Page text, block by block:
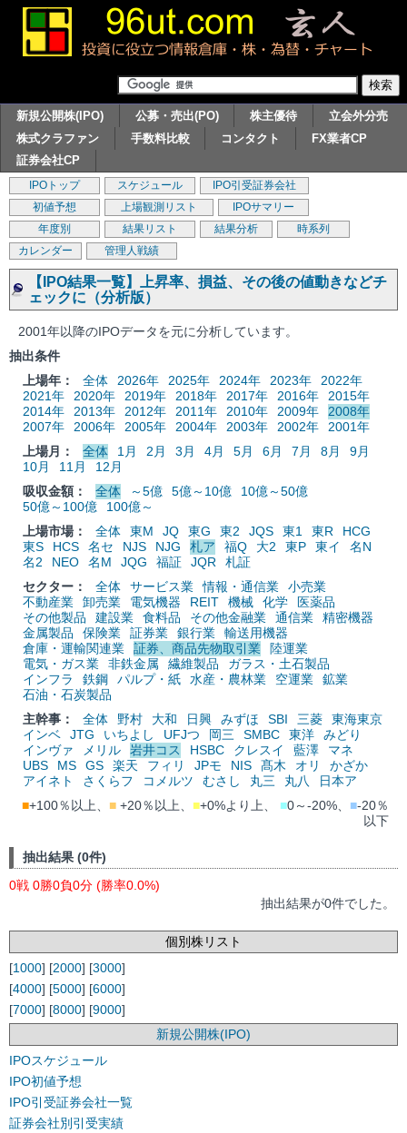
新規公開株(IPO) 公募・売出(PO) 株主優待
立会外分売
株式クラファン
手数料比較 コンタクト
FX業者CP
証券会社CP
IPOトップ スケジュール
IPO引受証券会社
初値予想
上場観測リスト
IPOサマリー
年度別
結果リスト 結果分析
時系列
カレンダー
管理人戦績
【IPO結果一覧】上昇率、損益、その後の値動きなどチ
ェックに（分析版）
2001年以降のIPOデータを元に分析しています。
抽出条件
上場年：
全体 2026年 2025年 2024年 2023年
2022年
2021年
2020年 2019年 2018年 2017年 2016年
2015年
2014年
2013年 2012年 2011年 2010年 2009年
2008年
2007年
2006年 2005年 2004年 2003年 2002年
2001年
上場月：
全体 1月 2月 3月 4月 5月 6月 7月 8月
9月
10月
11月
12月
吸収金額：
全体 ～5億 5億～10億
10億～50億
50億～100億
100億～
上場市場：
全体 東M JQ 東G 東2 JQS 東1 東R
HCG
東S
HCS 名セ NJS NJG 札ア 福Q 大2 東P 東イ
名N
名2
NEO 名M JQG 福証 JQR
札証
セクター：
全体 サービス業 情報・通信業
小売業
不動産業
卸売業 電気機器 REIT 機械 化学
医薬品
その他製品
建設業 食料品 その他金融業 通信業
精密機器
金属製品
保険業 証券業 銀行業
輸送用機器
倉庫・運輸関連業
証券、商品先物取引業
陸運業
電気・ガス業
非鉄金属 繊維製品
ガラス・土石製品
インフラ
鉄鋼 パルプ・紙 水産・農林業 空運業
鉱業
石油・石炭製品
主幹事：
全体 野村 大和 日興 みずほ SBI 三菱
東海東京
インベ
JTG いちよし UFJつ 岡三 SMBC 東洋
みどり
インヴァ
メリル 岩井コス HSBC クレスイ 藍澤
マネ
UBS
MS GS 楽天 フィリ JPモ NIS 髙木 オリ
かざか
アイネト
さくらフ コメルツ むさし 丸三 丸八
日本ア
■+100％以上、 ■ +20％以上、 ■+0%より上、 ■0～-20%、 ■-20％
以下
抽出結果 (0件)
0戦 0勝0負0分 (勝率0.0%)
抽出結果が0件でした。
個別株リスト
[1000] [2000] [3000]
[4000] [5000] [6000]
[7000] [8000] [9000]
新規公開株(IPO)
IPOスケジュール
IPO初値予想
IPO引受証券会社一覧
証券会社別引受実績